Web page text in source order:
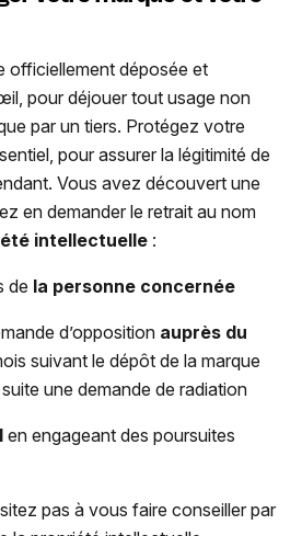
officiellement déposée et
pour déjouer tout usage non
par un tiers. Protégez votre
pour assurer la légitimité de
Vous avez découvert une
en demander le retrait au nom
intellectuelle :
de la personne concernée
d’opposition auprès du
suivant le dépôt de la marque
une demande de radiation
en engageant des poursuites
pas à vous faire conseiller par